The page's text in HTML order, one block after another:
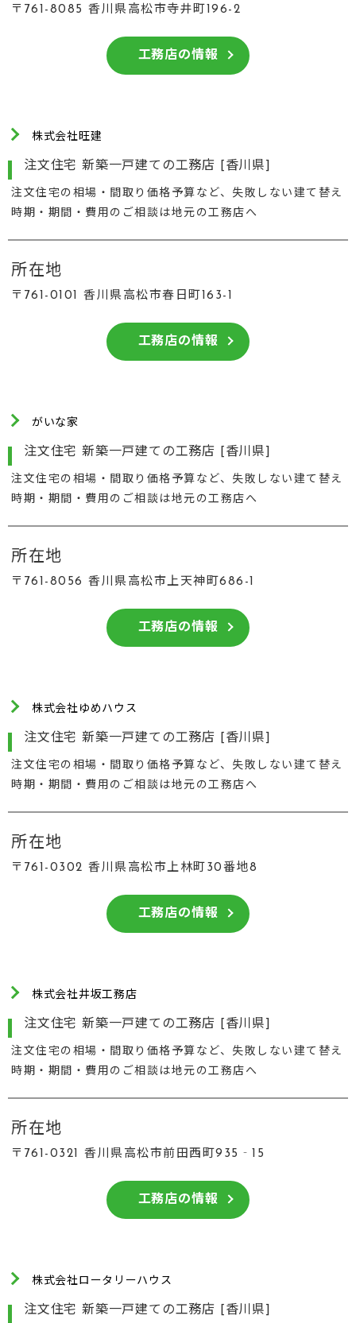
〒761-8085 香川県高松市寺井町196-2
工務店の情報
株式会社旺建
注文住宅 新築一戸建ての工務店 [香川県]
注文住宅の相場・間取り価格予算など、失敗しない建て替え
時期・期間・費用のご相談は地元の工務店へ
所在地
〒761-0101 香川県高松市春日町163-1
工務店の情報
がいな家
注文住宅 新築一戸建ての工務店 [香川県]
注文住宅の相場・間取り価格予算など、失敗しない建て替え
時期・期間・費用のご相談は地元の工務店へ
所在地
〒761-8056 香川県高松市上天神町686-1
工務店の情報
株式会社ゆめハウス
注文住宅 新築一戸建ての工務店 [香川県]
注文住宅の相場・間取り価格予算など、失敗しない建て替え
時期・期間・費用のご相談は地元の工務店へ
所在地
〒761-0302 香川県高松市上林町30番地8
工務店の情報
株式会社井坂工務店
注文住宅 新築一戸建ての工務店 [香川県]
注文住宅の相場・間取り価格予算など、失敗しない建て替え
時期・期間・費用のご相談は地元の工務店へ
所在地
〒761-0321 香川県高松市前田西町935‐15
工務店の情報
株式会社ロータリーハウス
注文住宅 新築一戸建ての工務店 [香川県]